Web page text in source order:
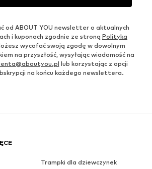
od ABOUT YOU newsletter o aktualnych
i kuponach zgodnie ze stroną Polityka
wycofać swoją zgodę w dowolnym
na przyszłość, wysyłając wiadomość na
lub korzystając z opcji
na końcu każdego newslettera.
Trampki dla dziewczynek